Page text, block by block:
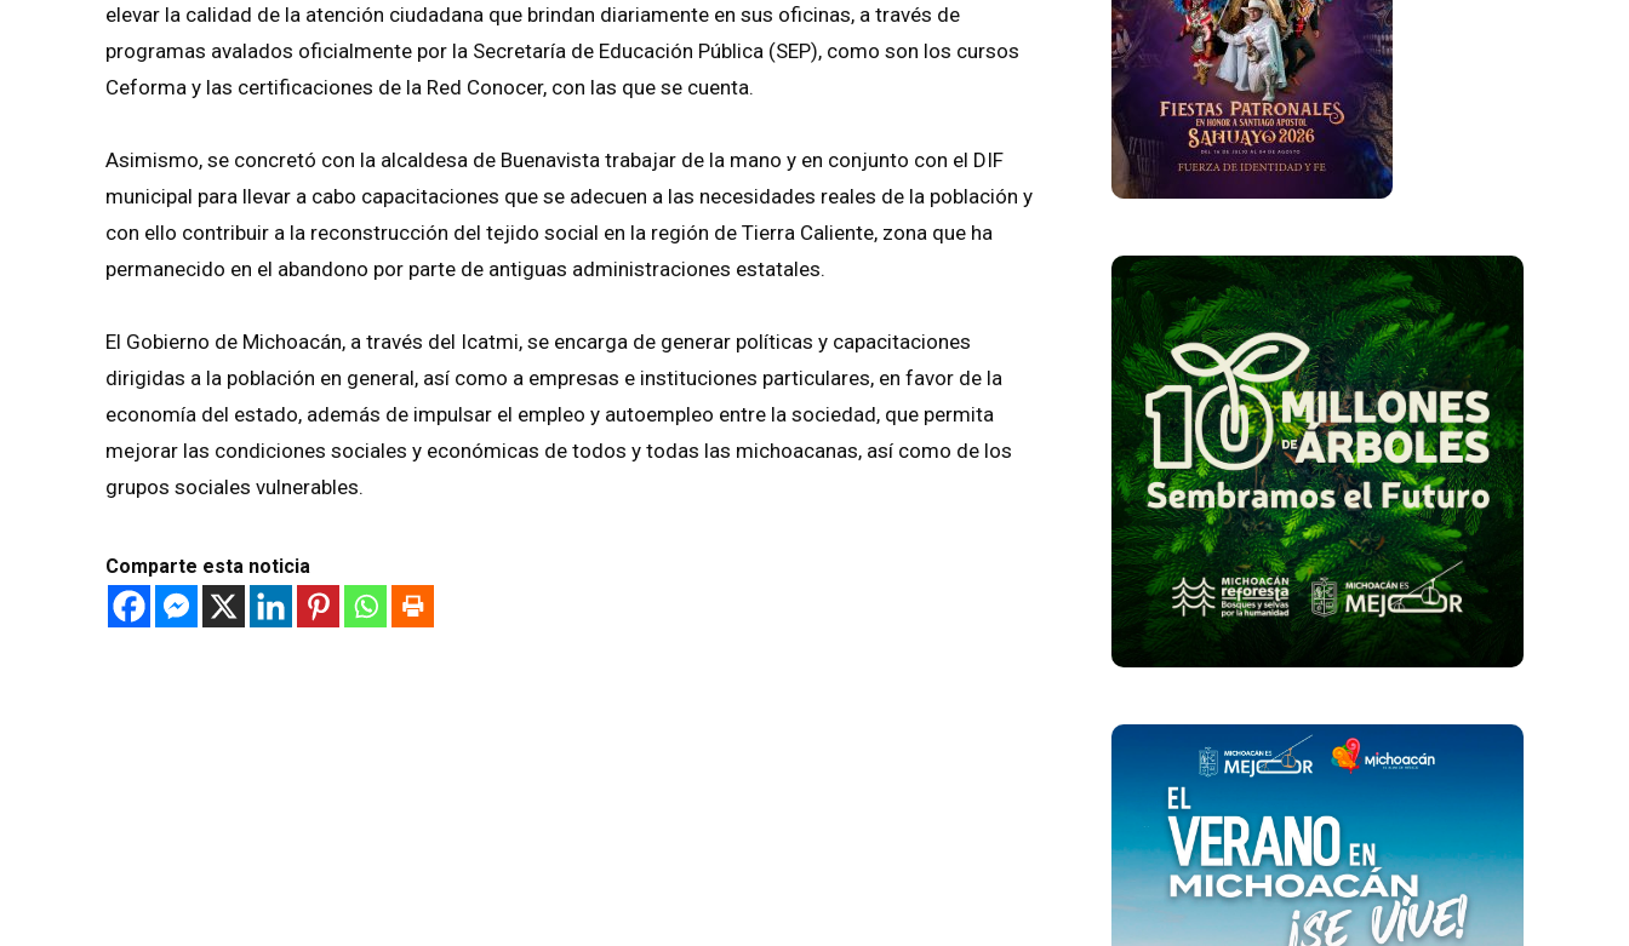
elevar la calidad de la atención ciudadana que brindan diariamente en sus oficinas, a través de
programas avalados oficialmente por la Secretaría de Educación Pública (SEP), como son los cursos
Ceforma y las certificaciones de la Red Conocer, con las que se cuenta.
Asimismo, se concretó con la alcaldesa de Buenavista trabajar de la mano y en conjunto con el DIF
municipal para llevar a cabo capacitaciones que se adecuen a las necesidades reales de la población y
con ello contribuir a la reconstrucción del tejido social en la región de Tierra Caliente, zona que ha
permanecido en el abandono por parte de antiguas administraciones estatales.
El Gobierno de Michoacán, a través del Icatmi, se encarga de generar políticas y capacitaciones
dirigidas a la población en general, así como a empresas e instituciones particulares, en favor de la
economía del estado, además de impulsar el empleo y autoempleo entre la sociedad, que permita
mejorar las condiciones sociales y económicas de todos y todas las michoacanas, así como de los
grupos sociales vulnerables.
Comparte esta noticia